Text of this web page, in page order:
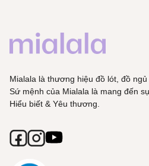
Mialala là thương hiệu đồ lót, đồ
Sứ mệnh của Mialala là mang đến
Hiểu biết & Yêu thương.